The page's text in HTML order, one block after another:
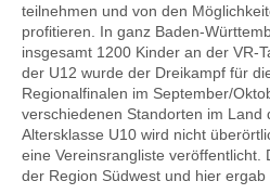
teilnehmen und von den
profitieren. In ganz Baden-
insgesamt 1200 Kinder an der VR-
der U12 wurde der Dreikampf für
Regionalfinalen im September/
verschiedenen Standorten im Land
Altersklasse U10 wird nicht
eine Vereinsrangliste veröffentlicht.
der Region Südwest und hier